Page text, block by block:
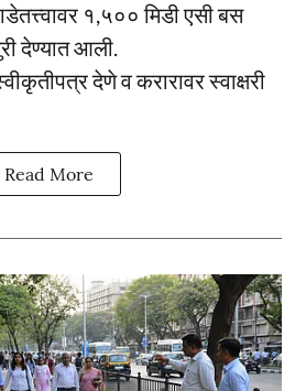
१,५०० मिडी एसी बस
देण्यात आली.
देणे व करारावर स्वाक्षरी
Read More